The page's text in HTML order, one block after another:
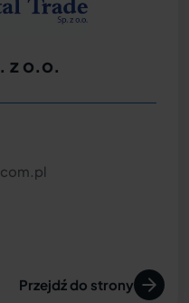
z o.o.
Przejdź do strony